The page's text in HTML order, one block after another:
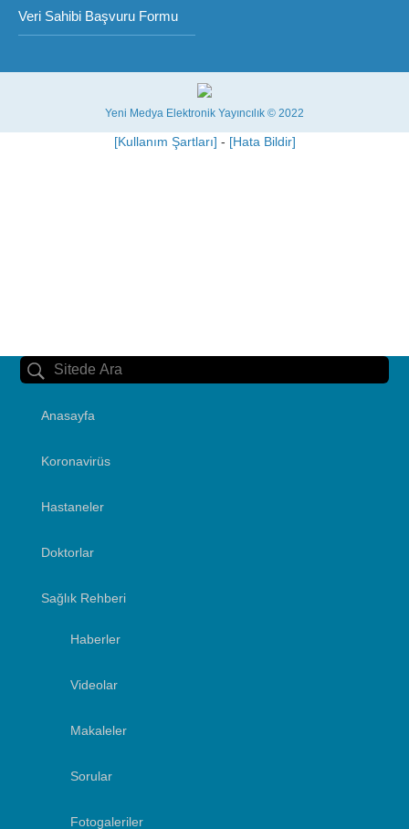
Veri Sahibi Başvuru Formu
Yeni Medya Elektronik Yayıncılık © 2022
[Kullanım Şartları] - [Hata Bildir]
Anasayfa
Koronavirüs
Hastaneler
Doktorlar
Sağlık Rehberi
Haberler
Videolar
Makaleler
Sorular
Fotogaleriler